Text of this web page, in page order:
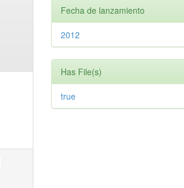
Fecha de lanzamiento
2012
Has File(s)
true